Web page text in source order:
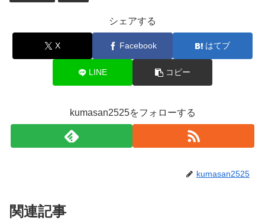
シェアする
X Facebook はてブ
LINE コピー
kumasan2525をフォローする
kumasan2525
関連記事